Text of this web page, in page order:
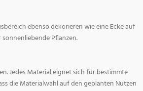
ebenso dekorieren wie eine Ecke auf
Pflanzen.
Jedes Material eignet sich für bestimmte
die Materialwahl auf den geplanten Nutzen